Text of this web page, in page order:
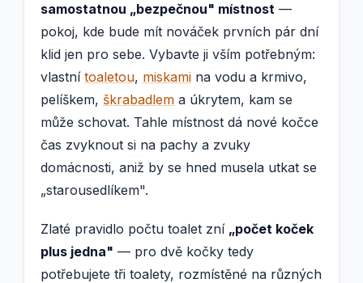
samostatnou „bezpečnou" místnost —
pokoj, kde bude mít nováček prvních pár dní
klid jen pro sebe. Vybavte ji vším potřebným:
vlastní toaletou, miskami na vodu a krmivo,
pelíškem, škrabadlem a úkrytem, kam se
může schovat. Tahle místnost dá nové kočce
čas zvyknout si na pachy a zvuky
domácnosti, aniž by se hned musela utkat se
„starousedlíkem".
Zlaté pravidlo počtu toalet zní „počet koček
plus jedna" — pro dvě kočky tedy
potřebujete tři toalety, rozmístěné na různých